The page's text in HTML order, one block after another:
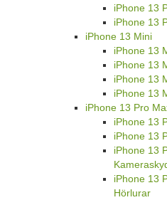
iPhone 13
iPhone 13
iPhone 13 Mini
iPhone 13
iPhone 13
iPhone 13
iPhone 13
iPhone 13 Pro
iPhone 13
iPhone 13
iPhone 13
iPhone 13
Hörlurar